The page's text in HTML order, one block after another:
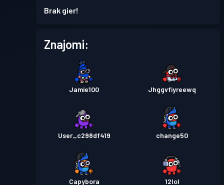
1
Brak gier!
Znajomi:
Jamie100 Jhggvfiyreewq
User_c298df419 change50
Capybora 12lol